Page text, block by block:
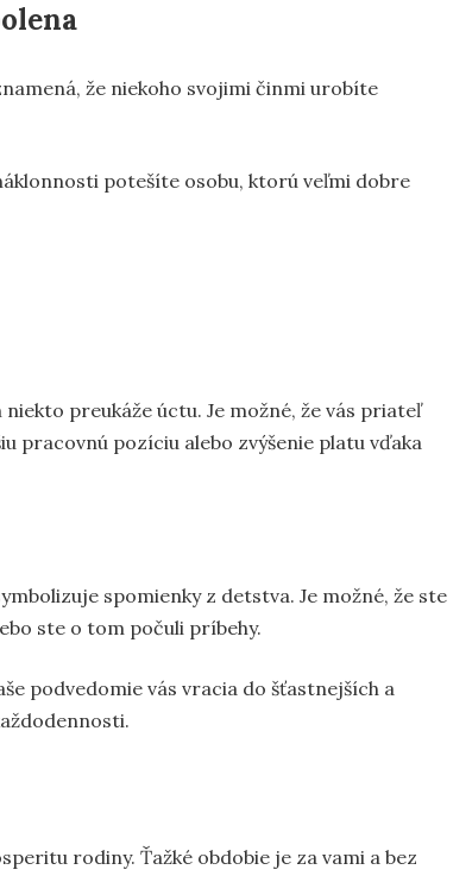
že niekoho svojimi činmi urobíte
potešíte osobu, ktorú veľmi dobre
niekto preukáže úctu. Je možné, že vás priateľ
pracovnú pozíciu alebo zvýšenie platu vďaka
spomienky z detstva. Je možné, že ste
ste o tom počuli príbehy.
podvedomie vás vracia do šťastnejších a
rodiny. Ťažké obdobie je za vami a bez